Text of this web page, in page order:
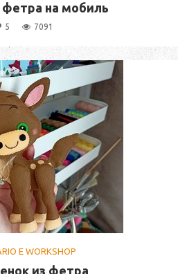
фетра на мобиль
5 7091
E WORKSHOP
из фетра